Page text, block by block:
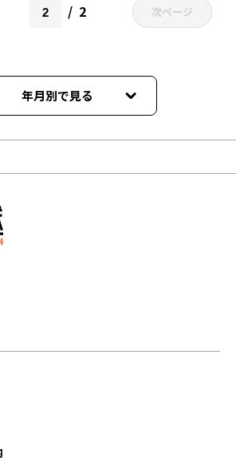
2 次ページ
年月別で見る
08月
07月
06月